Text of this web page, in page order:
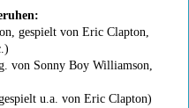
gespielt von Eric Clapton,
von Sonny Boy Williamson,
u.a. von Eric Clapton)